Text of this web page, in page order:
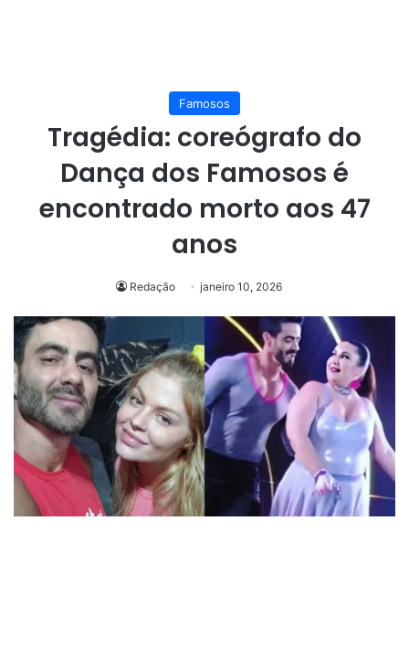
Famosos
Tragédia: coreógrafo do
Dança dos Famosos é
encontrado morto aos 47
anos
Redação janeiro 10, 2026